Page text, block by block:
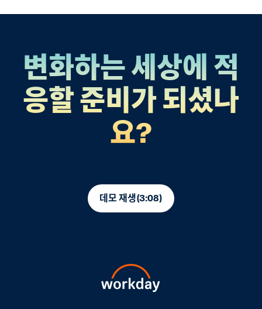
변화하는 세상에 적
응할 준비가 되셨나
요?
데모 재생(3:08)